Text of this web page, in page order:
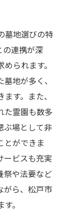
入れる
スの魅力
び
ドの結論
イント総
墓地選びの特
の連携が深
られます。
地が多く、
す。また、
た霊園も数多
ぶ場として非
とができま
ービスも充実
祭や法要など
がら、松戸市
。